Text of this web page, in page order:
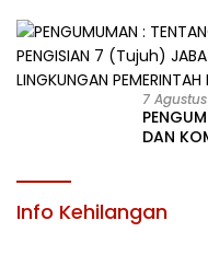
7
DAN
Info Kehilangan